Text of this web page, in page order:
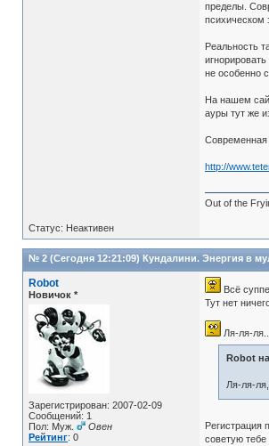
пределы.
психическом
Реальность
не особенно
На нашем
ауры тут же
Современная
http://
Out of the
Статус: Неактивен
№ 2 (Сегодня 12:21:09) Кундалини. Энергия в
Robot
Новичок *
Зарегистрирован: 2007-02-09
Сообщений: 1
Пол: Муж.
Овен
Рейтинг: 0
Всё
Тут нет
Ля-ля-ля...
Robot
Ля-ля-
Регистрация
советую тебе